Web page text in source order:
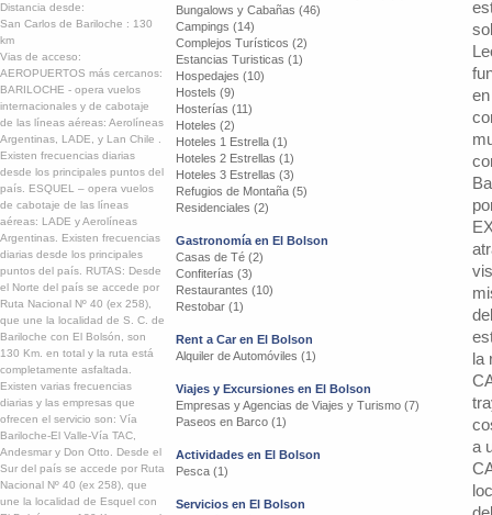
Distancia desde:
San Carlos de Bariloche : 130
km
Vias de acceso:
AEROPUERTOS más cercanos:
BARILOCHE - opera vuelos
internacionales y de cabotaje
de las líneas aéreas: Aerolíneas
Argentinas, LADE, y Lan Chile .
Existen frecuencias diarias
desde los principales puntos del
país. ESQUEL – opera vuelos
de cabotaje de las líneas
aéreas: LADE y Aerolíneas
Argentinas. Existen frecuencias
diarias desde los principales
puntos del país. RUTAS: Desde
el Norte del país se accede por
Ruta Nacional Nº 40 (ex 258),
que une la localidad de S. C. de
Bariloche con El Bolsón, son
130 Km. en total y la ruta está
completamente asfaltada.
Existen varias frecuencias
diarias y las empresas que
ofrecen el servicio son: Vía
Bariloche-El Valle-Vía TAC,
Andesmar y Don Otto. Desde el
Sur del país se accede por Ruta
Nacional Nº 40 (ex 258), que
une la localidad de Esquel con
Bungalows y Cabañas (46)
Campings (14)
Complejos Turísticos (2)
Estancias Turisticas (1)
Hospedajes (10)
Hostels (9)
Hosterías (11)
Hoteles (2)
Hoteles 1 Estrella (1)
Hoteles 2 Estrellas (1)
Hoteles 3 Estrellas (3)
Refugios de Montaña (5)
Residenciales (2)
Gastronomía en El Bolson
Casas de Té (2)
Confiterías (3)
Restaurantes (10)
Restobar (1)
Rent a Car en El Bolson
Alquiler de Automóviles (1)
Viajes y Excursiones en El Bolson
Empresas y Agencias de Viajes y Turismo (7)
Paseos en Barco (1)
Actividades en El Bolson
Pesca (1)
Servicios en El Bolson
la
a